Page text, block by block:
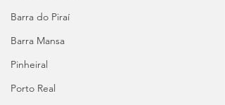
Barra do Piraí
Barra Mansa
Pinheiral
Porto Real